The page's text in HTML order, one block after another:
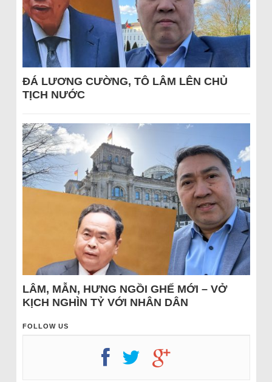
ĐÁ LƯƠNG CƯỜNG, TÔ LÂM LÊN CHỦ
TỊCH NƯỚC
LÂM, MẪN, HƯNG NGỒI GHẾ MỚI – VỞ
KỊCH NGHÌN TỶ VỚI NHÂN DÂN
FOLLOW US